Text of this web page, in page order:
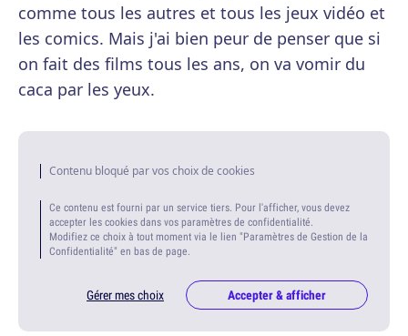
comme tous les autres et tous les jeux vidéo et
les comics. Mais j'ai bien peur de penser que si
on fait des films tous les ans, on va vomir du
caca par les yeux.
Contenu bloqué par vos choix de cookies
Ce contenu est fourni par un service tiers. Pour l'afficher, vous devez
accepter les cookies dans vos paramètres de confidentialité.
Modifiez ce choix à tout moment via le lien "Paramètres de Gestion de la
Confidentialité" en bas de page.
Gérer mes choix Accepter & afficher